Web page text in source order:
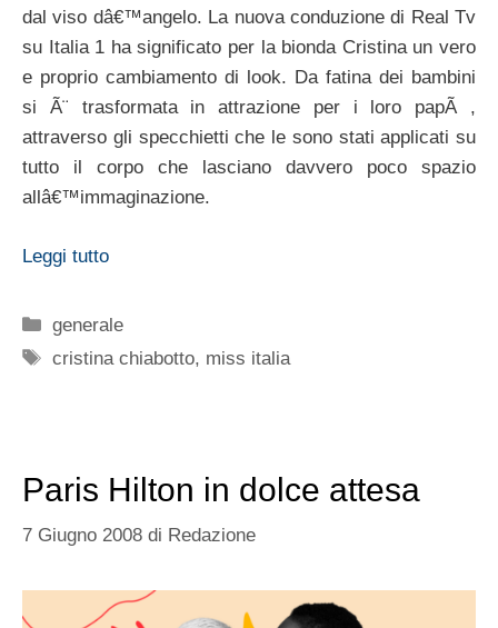
dal viso dâ€™angelo. La nuova conduzione di Real Tv
su Italia 1 ha significato per la bionda Cristina un vero
e proprio cambiamento di look. Da fatina dei bambini
si Ã¨ trasformata in attrazione per i loro papÃ ,
attraverso gli specchietti che le sono stati applicati su
tutto il corpo che lasciano davvero poco spazio
allâ€™immaginazione.
Leggi tutto
Categorie
generale
Tag
cristina chiabotto, miss italia
Paris Hilton in dolce attesa
7 Giugno 2008 di Redazione